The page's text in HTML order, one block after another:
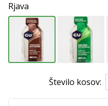
vse
članke
Rjava
Število kosov: